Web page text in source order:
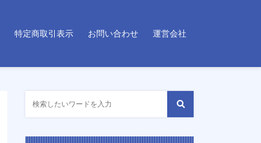
特定商取引表示 お問い合わせ 運営会社